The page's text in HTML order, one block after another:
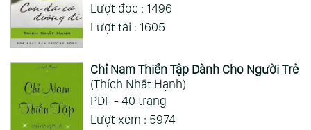
Lượt đọc : 1496
Lượt tải : 1605
Chỉ Nam Thiền Tập Dành Cho Người Trẻ
(Thích Nhất Hạnh)
PDF - 40 trang
Lượt xem : 5974